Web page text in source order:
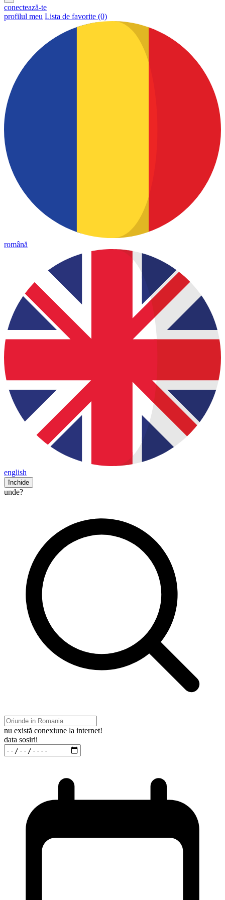
conectează-te
profilul meu Lista de favorite (0)
română
english
închide
unde?
nu există conexiune la internet!
data sosirii